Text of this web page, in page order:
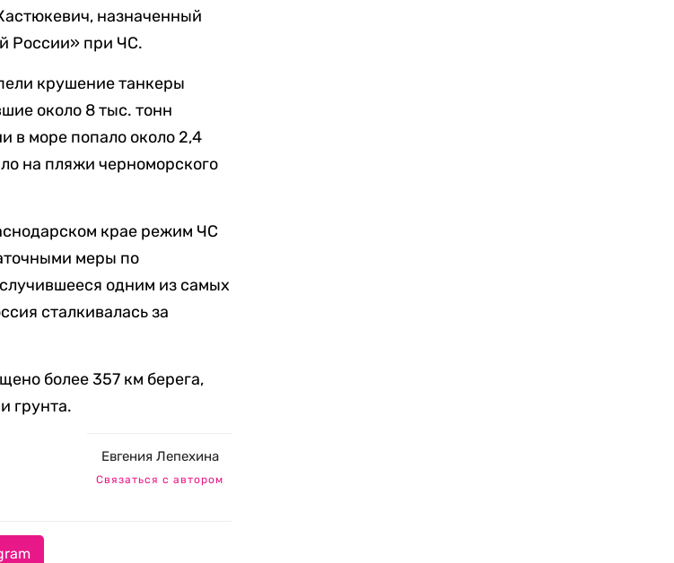
назначенный
России» при ЧС.
крушение танкеры
около 8 тыс. тонн
в море попало около 2,4
на пляжи черноморского
крае режим ЧС
меры по
одним из самых
сталкивалась за
более 357 км берега,
грунта.
Евгения Лепехина
Связаться с автором